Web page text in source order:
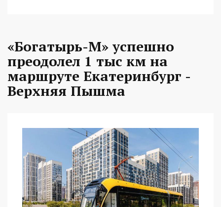
«Богатырь-М» успешно
преодолел 1 тыс км на
маршруте Екатеринбург -
Верхняя Пышма